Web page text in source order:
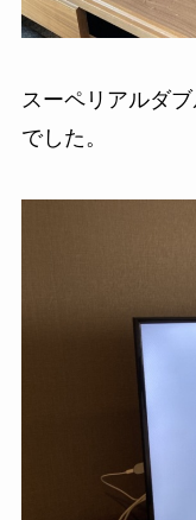
スーペリアルダ
でした。